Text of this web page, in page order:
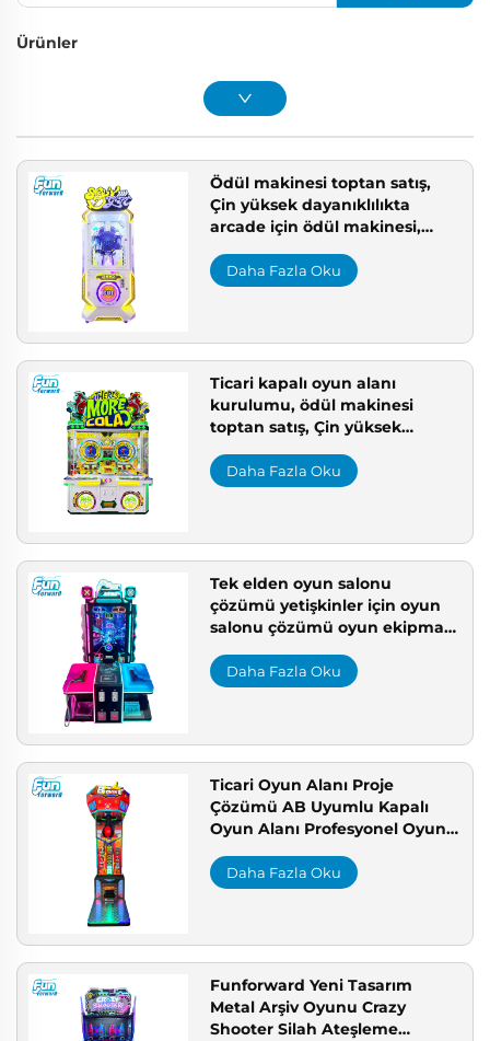
Ürünler
Ödül makinesi toptan satış,
Çin yüksek dayanıklılıkta
arcade için ödül makinesi,
yüksek kâr getirili arcade
makineleri
Daha Fazla Oku
Ticari kapalı oyun alanı
kurulumu, ödül makinesi
toptan satış, Çin yüksek
makinesi
Daha Fazla Oku
Tek elden oyun salonu
çözümü yetişkinler için oyun
salonu çözümü oyun ekipmanı
iş çözümü
Daha Fazla Oku
Ticari Oyun Alanı Proje
Çözümü AB Uyumlu Kapalı
Oyun Alanı Profesyonel Oyun
Daha Fazla Oku
Funforward Yeni Tasarım
Metal Arşiv Oyunu Crazy
Shooter Silah Ateşleme